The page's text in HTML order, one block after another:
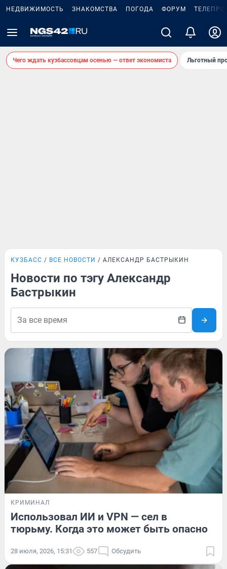
НЕДВИЖИМОСТЬ ЗНАКОМСТВА ПОГОДА ФОРУМ
Чего ждать кузбассовцам осенью — ответ экономиста Льготный
КУЗБАСС ВСЕ НОВОСТИ АЛЕКСАНДР БАСТРЫКИН
Новости по тэгу Александр
Бастрыкин
КРИМИНАЛ
Использовал ИИ и VPN — сел в
тюрьму. Когда это может быть опасно
28 июля, 2026, 15:31 557 Обсудить